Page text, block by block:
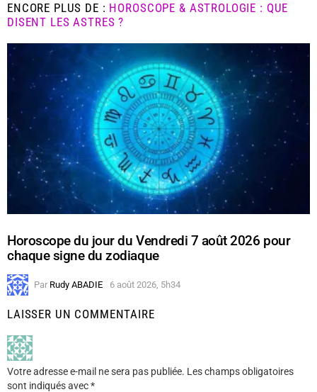
ENCORE PLUS DE : HOROSCOPE & ASTROLOGIE : QUE
DISENT LES ASTRES ?
Horoscope du jour du Vendredi 7 août 2026 pour
chaque signe du zodiaque
Par Rudy ABADIE 6 août 2026, 5h34
LAISSER UN COMMENTAIRE
Votre adresse e-mail ne sera pas publiée. Les champs obligatoires
sont indiqués avec*